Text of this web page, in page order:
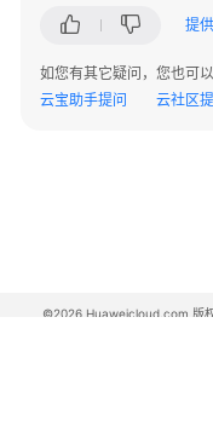
指
南
（分
布
系
提
如您有其它疑问，您也可
云宝助手提问
云社区
©2026 Huaweicloud.com 版